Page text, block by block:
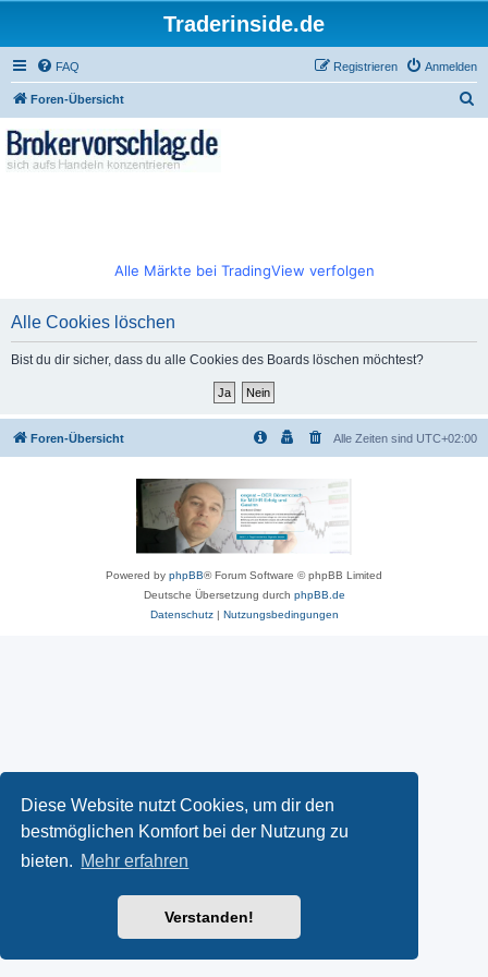
Diese Website nutzt Cookies, um dir den
bestmöglichen Komfort bei der Nutzung zu
bieten. Mehr erfahren
Verstanden!
Traderinside.de
FAQ Anmelden
Registrieren
Foren-Übersicht
Alle Märkte bei TradingView verfolgen
Alle Cookies löschen
Bist du dir sicher, dass du alle Cookies des Boards löschen möchtest?
Foren-Übersicht Alle Zeiten sind UTC+02:00
Powered by phpBB® Forum Software © phpBB Limited
Deutsche Übersetzung durch phpBB.de
Datenschutz| Nutzungsbedingungen